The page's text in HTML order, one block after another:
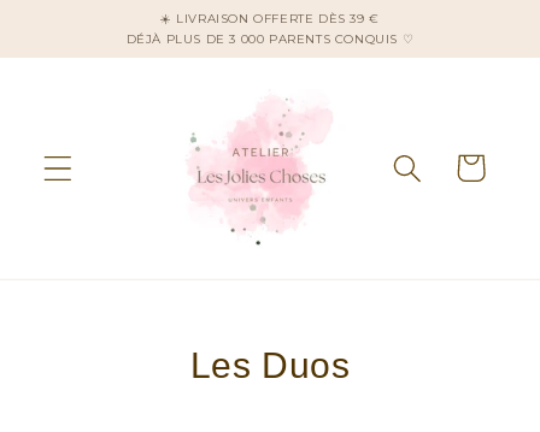
au
☀️ LIVRAISON OFFERTE DÈS 39 €
DÉJÀ PLUS DE 3 000 PARENTS CONQUIS ♡
Panier
C
Les Duos